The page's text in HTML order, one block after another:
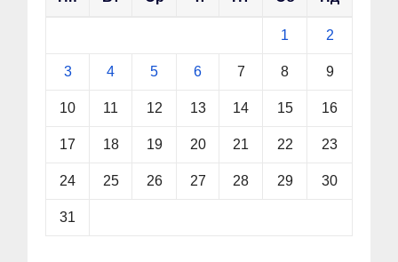
1 2
3 4 5 6 7 8 9
10 11 12 13 14 15 16
17 18 19 20 21 22 23
24 25 26 27 28 29 30
31